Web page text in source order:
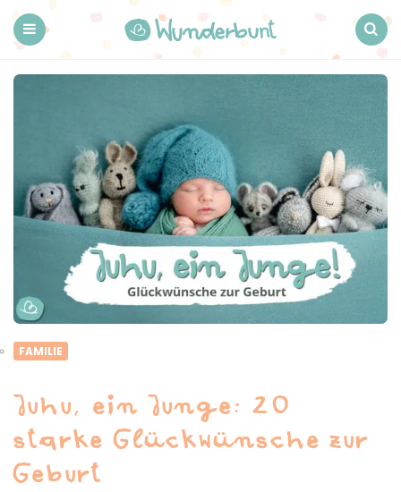
FAMILIE
Juhu, ein Junge: 20
starke Glückwünsche zur
Geburt